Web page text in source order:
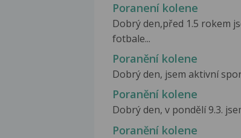
Poranení kolene
Dobrý den,před 1.5 rokem
fotbale...
Poranění kolene
Dobrý den, jsem aktivní
Poranění kolene
Dobrý den, v pondělí 9.3.
Poranění kolene